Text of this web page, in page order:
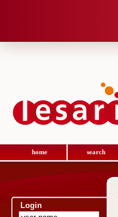
home search
Login